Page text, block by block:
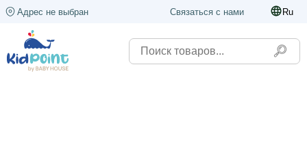
Адрес не выбран Связаться с нами Ru